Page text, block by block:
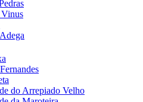
do Arrepiado Velho